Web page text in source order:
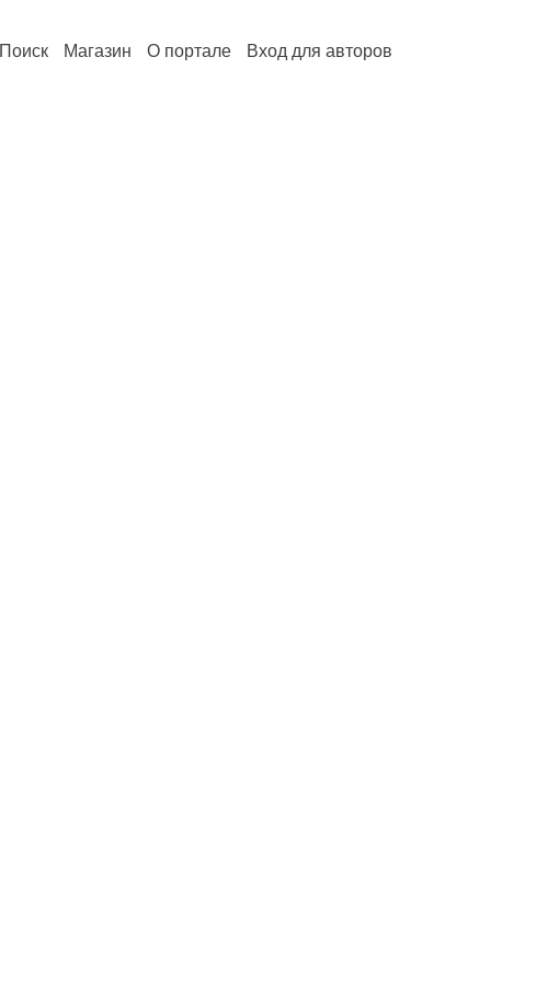
Поиск Магазин О портале Вход для авторов